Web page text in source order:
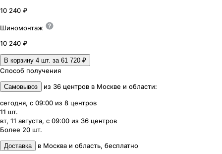
10 240 ₽
Шиномонтаж
10 240 ₽
В корзину 4 шт. за 61 720 ₽
Способ получения
Самовывоз из 36 центров в Москве и области:
сегодня, с 09:00 из 8 центров
11 шт.
вт, 11 августа, с 09:00 из 36 центров
Более 20 шт.
Доставка в Москва и область, бесплатно